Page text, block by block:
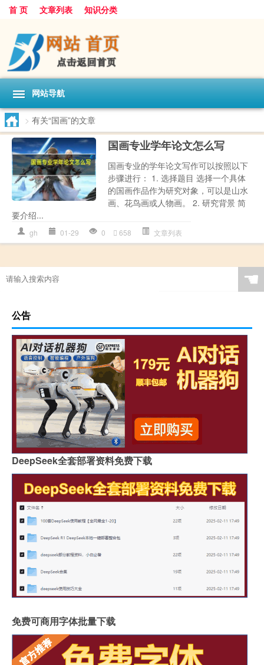
首 页 文章列表 知识分类
网站导航
> 有关“国画”的文章
国画专业学年论文怎么写
国画专业的学年论文写作可以按照以下
步骤进行： 1. 选择题目 选择一个具体
的国画作品作为研究对象，可以是山水
画、花鸟画或人物画。 2. 研究背景 简
要介绍...
gh 01-29 0 658 文章列表
☚
公告
DeepSeek全套部署资料免费下载
免费可商用字体批量下载